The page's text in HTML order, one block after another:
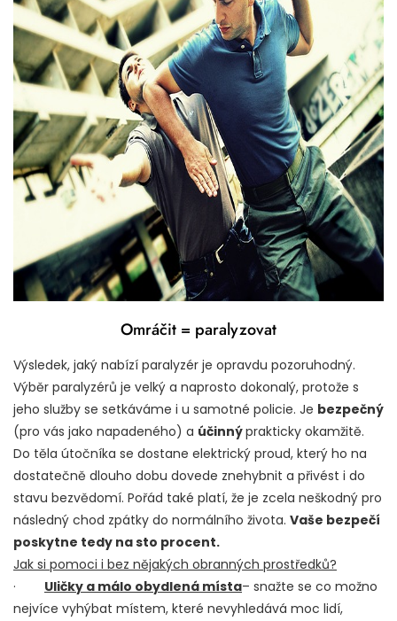
Omráčit = paralyzovat
Výsledek, jaký nabízí paralyzér je opravdu pozoruhodný.
Výběr paralyzérů je velký a naprosto dokonalý, protože s
jeho služby se setkáváme i u samotné policie. Je bezpečný
(pro vás jako napadeného) a účinnýprakticky okamžitě.
Do těla útočníka se dostane elektrický proud, který ho na
dostatečně dlouho dobu dovede znehybnit a přivést i do
stavu bezvědomí. Pořád také platí, že je zcela neškodný pro
následný chod zpátky do normálního života. Vaše bezpečí
poskytne tedy na sto procent.
Jak si pomoci i bez nějakých obranných prostředků?
· Uličky a málo obydlená místa– snažte se co možno
nejvíce vyhýbat místem, které nevyhledává moc lidí,